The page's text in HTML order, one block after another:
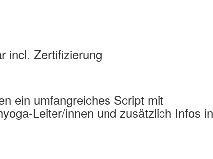
incl. Zertifizierung
ein umfangreiches Script mit
Leiter/innen und zusätzlich Infos in